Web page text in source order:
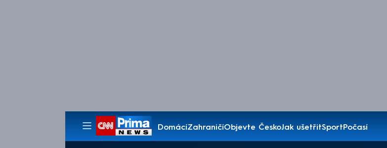
DomácíZahraničíObjevte ČeskoJak ušetřitSportPočasí
Pořady